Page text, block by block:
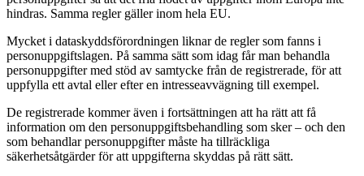
hindras. Samma regler gäller inom hela EU.
Mycket i dataskyddsförordningen liknar de regler som fanns i
personuppgiftslagen. På samma sätt som idag får man behandla
personuppgifter med stöd av samtycke från de registrerade, för att
uppfylla ett avtal eller efter en intresseavvägning till exempel.
De registrerade kommer även i fortsättningen att ha rätt att få
information om den personuppgiftsbehandling som sker – och den
som behandlar personuppgifter måste ha tillräckliga
säkerhetsåtgärder för att uppgifterna skyddas på rätt sätt.